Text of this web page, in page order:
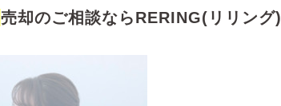
売却のご相談ならRERING(リリング)